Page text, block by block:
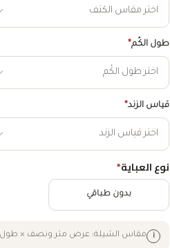
طول الكُم*
قياس الزند*
نوع العباية*
بدون طباقي
مقاس الشيلة: عرض متر ونصف × طول